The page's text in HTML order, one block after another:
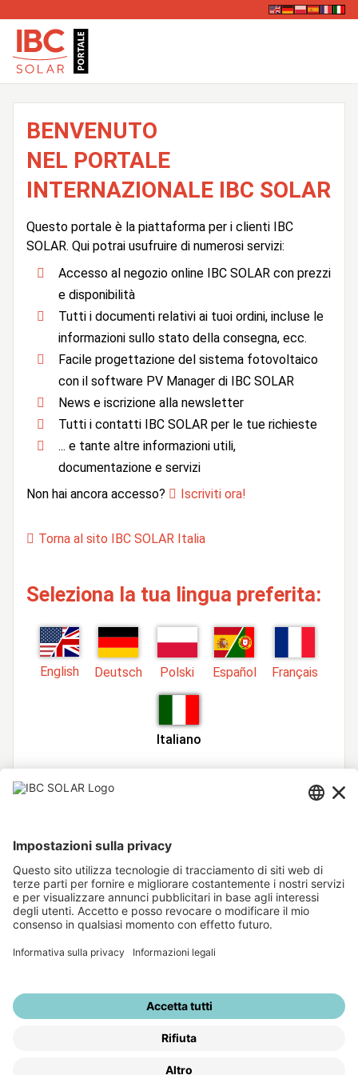
BENVENUTO
NEL PORTALE
INTERNAZIONALE IBC SOLAR
Questo portale è la piattaforma per i clienti IBC
SOLAR. Qui potrai usufruire di numerosi servizi:
Accesso al negozio online IBC SOLAR con prezzi
e disponibilità
Tutti i documenti relativi ai tuoi ordini, incluse le
informazioni sullo stato della consegna, ecc.
Facile progettazione del sistema fotovoltaico
con il software PV Manager di IBC SOLAR
News e iscrizione alla newsletter
Tutti i contatti IBC SOLAR per le tue richieste
... e tante altre informazioni utili,
documentazione e servizi
Non hai ancora accesso?
Iscriviti ora!
Torna al sito IBC SOLAR Italia
Seleziona la tua lingua preferita:
English Deutsch Polski Español Français
Italiano
Hai dimenticato la password?
Nome
Utente
Note Legali Informativa sulla privacy